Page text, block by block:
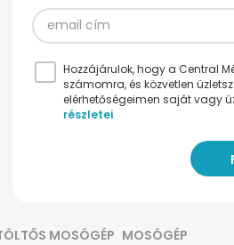
Hozzájárulok, hogy a Central
számomra, és közvetlen
elérhetőségeimen saját vagy
részletei
MOSÓGÉP MOSÓGÉP